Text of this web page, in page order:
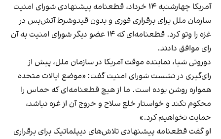
آمریکا چهارشنبه ۱۴ خرداد، قطعنامه پیشنهادی شورای امنیت
سازمان ملل برای برقراری فوری و بدون قیدوشرط آتش‌بس در
غزه را وتو کرد. قطعنامه‌ای که ۱۴ عضو دیگر شورای امنیت به آن
رای موافق دادند.
دوروتی شیا، نماینده موقت آمریکا در سازمان ملل، پیش از
رای‌گیری در نشست شورای امنیت گفت: «موضع ایالات متحده
همواره روشن بوده است. ما از هیچ قطعنامه‌ای که حماس را
محکوم نکند و خواستار خلع سلاح و خروج آن از غزه نباشد،
حمایت نخواهیم کرد.»
او گفت قطعنامه پیشنهادی تلاش‌های دیپلماتیک برای برقراری